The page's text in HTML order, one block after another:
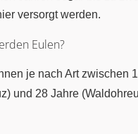
versorgt werden.
Eulen?
je nach Art zwischen
und 28 Jahre